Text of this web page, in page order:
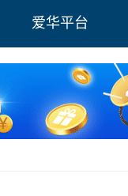
爱华平台